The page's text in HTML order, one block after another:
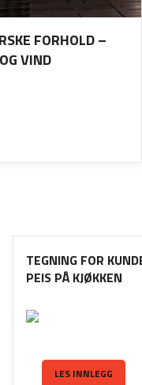
FORHOLD –
VIND
TEGNING FOR
PEIS PÅ KJØKKEN
LES INNLEGG